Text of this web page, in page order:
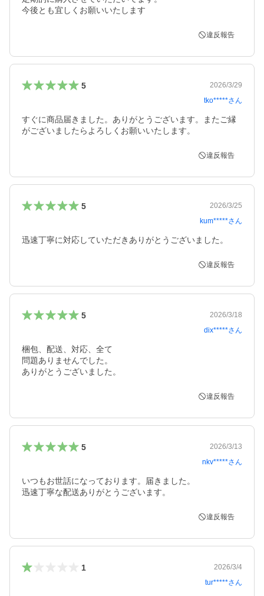
今後とも宜しくお願いいたします
違反報告
5
2026/3/29
tko*****さん
すぐに商品届きました。ありがとうございます。またご縁
がございましたらよろしくお願いいたします。
違反報告
5
2026/3/25
kum*****さん
迅速丁寧に対応していただきありがとうございました。
違反報告
5
2026/3/18
dix*****さん
梱包、配送、対応、全て
問題ありませんでした。
ありがとうございました。
違反報告
5
2026/3/13
nkv*****さん
いつもお世話になっております。届きました。
迅速丁寧な配送ありがとうございます。
違反報告
1
2026/3/4
tur*****さん